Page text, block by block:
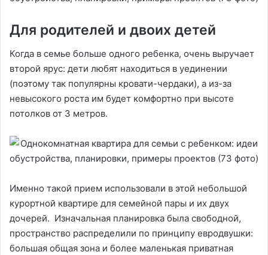
Для родителей и двоих детей
Когда в семье больше одного ребенка, очень выручает
второй ярус: дети любят находиться в уединении
(поэтому так популярны кровати-чердаки), а из-за
невысокого роста им будет комфортно при высоте
потолков от 3 метров.
Именно такой прием использовали в этой небольшой
курортной квартире для семейной пары и их двух
дочерей. Изначальная планировка была свободной,
пространство распределили по принципу евродвушки:
большая общая зона и более маленькая приватная